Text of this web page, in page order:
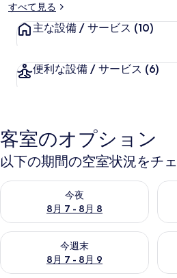
すべて見る
主な設備 / サービス (10)
便利な設備 / サービス (6)
客室のオプション
以下の期間の空室状況をチ
今夜
8月 7 - 8月 8
今夜 8月 7 - 8月 8 の空室状況をチェ
明
今週末
8月 7 - 8月 9
今週末 8月 7 - 8月 9 の空室状況をチ
来